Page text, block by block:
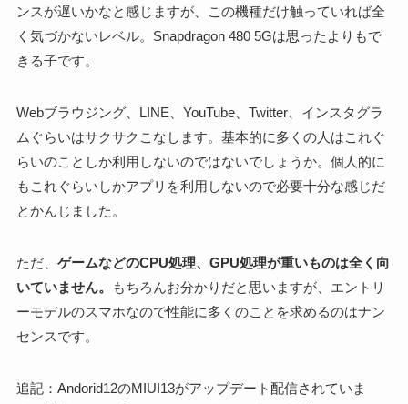
ンスが遅いかなと感じますが、この機種だけ触っていれば全
く気づかないレベル。Snapdragon 480 5Gは思ったよりもで
きる子です。
Webブラウジング、LINE、YouTube、Twitter、インスタグラ
ムぐらいはサクサクこなします。基本的に多くの人はこれぐ
らいのことしか利用しないのではないでしょうか。個人的に
もこれぐらいしかアプリを利用しないので必要十分な感じだ
とかんじました。
ただ、 ゲームなどのCPU処理、GPU処理が重いものは全く向
いていません。
もちろんお分かりだと思いますが、エントリ
ーモデルのスマホなので性能に多くのことを求めるのはナン
センスです。
追記：Andorid12のMIUI13がアップデート配信されていま